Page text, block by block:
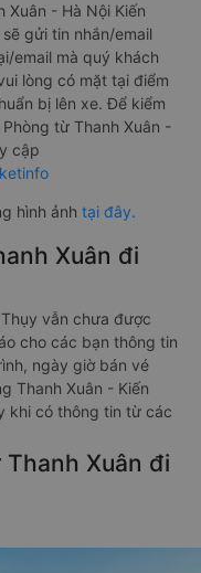
Xuân - Hà Nội Kiến
gửi tin nhắn/email
email mà quý khách
lòng có mặt tại điểm
bị lên xe. Để kiểm
từ Thanh Xuân -
cập
hình ảnh tại đây.
Xuân đi
vẫn chưa được
cho các bạn thông tin
ngày giờ bán vé
Thanh Xuân - Kiến
khi có thông tin từ các
Xuân đi